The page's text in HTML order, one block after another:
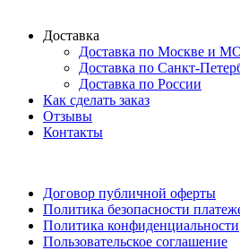
Доставка
Доставка по Москве и
Доставка по Санкт-
Доставка по России
Как сделать заказ
Отзывы
Контакты
Договор публичной оферты
Политика безопасности
Политика конфиденциальности
Пользовательское соглашение